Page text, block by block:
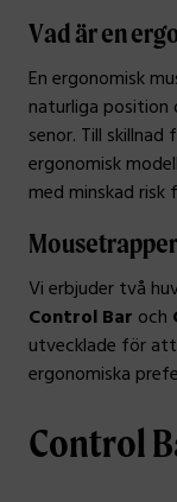
Vad är en
En ergonomisk
naturliga position
senor. Till
ergonomisk
med minskad risk
Vi erbjuder två
Control Bar och
utvecklade för
ergonomiska
Control